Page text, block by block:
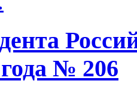
№ 206